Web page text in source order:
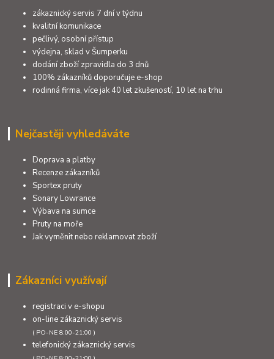
zákaznický servis 7 dní v týdnu
kvalitní komunikace
pečlivý, osobní přístup
výdejna, sklad v Šumperku
dodání zboží zpravidla do 3 dnů
100% zákazníků doporučuje e-shop
rodinná firma, více jak 40 let zkušeností, 10 let na trhu
Nejčastěji vyhledáváte
Doprava a platby
Recenze zákazníků
Sportex pruty
Sonary Lowrance
Výbava na sumce
Pruty na moře
Jak vyměnit nebo reklamovat zboží
Zákazníci využívají
registraci v e-shopu
on-line zákaznický servis
( PO-NE 8:00-21:00 )
telefonický zákaznický servis